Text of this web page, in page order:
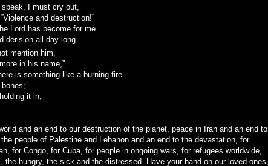
speak, I must cry out,
and destruction!”
Lord has become for me
derision all day long.
mention him,
in his name,”
is something like a burning fire
it in,
and an end to our destruction of the planet, peace in Iran and an end to
people of Palestine and Lebanon and an end to the devastation, for
for Congo, for Cuba, for people in ongoing wars, for refugees worldwide,
the hungry, the sick and the distressed. Have your hand on our loved ones,